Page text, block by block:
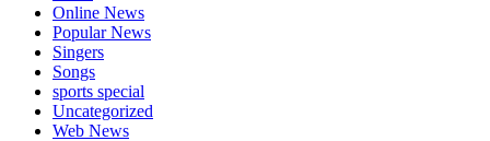
Online News
Popular News
Singers
Songs
sports special
Uncategorized
Web News